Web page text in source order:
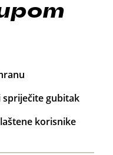
gubitak
korisnike